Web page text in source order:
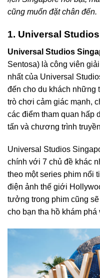
cũng muốn đặt chân đến.
1. Universal
Universal Studios
Sentosa) là công viên
nhất của Universal
đến cho du khách
trò chơi cảm giác mạnh,
các điểm tham quan hấp
tấn và chương trình
Universal Studios
chính với 7 chủ đề khác
theo một series phim nổi
điện ảnh thế giới
tưởng trong phim cũng
cho bạn tha hồ khám phá